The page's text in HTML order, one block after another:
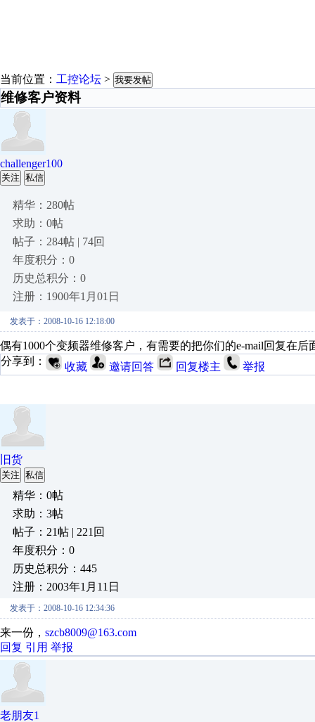
当前位置： 工控论坛 > 我要发帖
维修客户资料
challenger100
关注 私信
精华：280帖
求助：0帖
帖子：284帖 | 74回
年度积分：0
历史总积分：0
注册：1900年1月01日
发表于：2008-10-16 12:18:00
偶有1000个变频器维修客户，有需要的把你们的e-mail回复在后
分享到：
收藏 邀请回答 回复楼主 举报
旧货
关注 私信
精华：0帖
求助：3帖
帖子：21帖 | 221回
年度积分：0
历史总积分：445
注册：2003年1月11日
发表于：2008-10-16 12:34:36
来一份， szcb8009@163.com
回复 引用 举报
老朋友1